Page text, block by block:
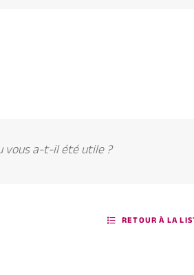
vous a-t-il été utile ?
RETOUR À LA